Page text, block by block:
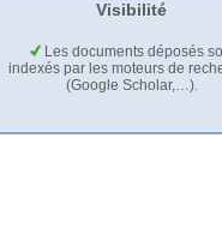
Visibilité
Les documents déposés
indexés par les moteurs de
(Google Scholar,…).